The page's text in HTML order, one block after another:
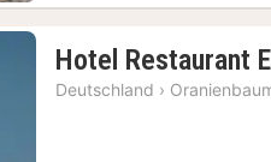
Hotel Restaurant
Deutschland ›